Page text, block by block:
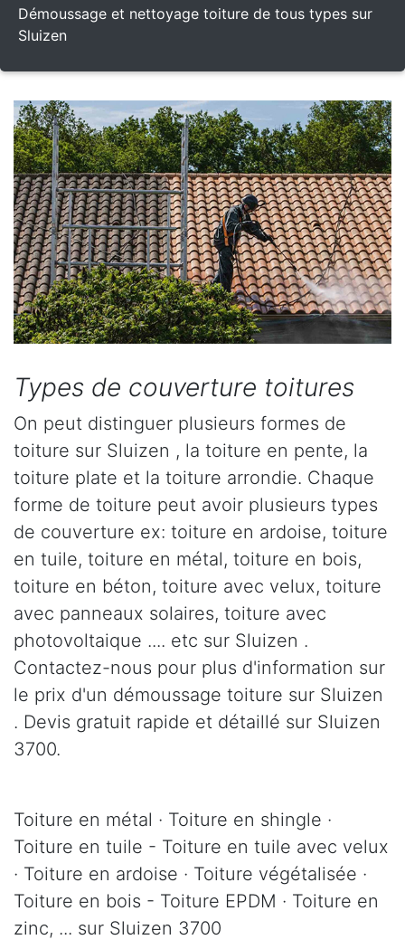
Démoussage et nettoyage toiture de tous types sur
Sluizen
Types de couverture toitures
On peut distinguer plusieurs formes de
toiture sur Sluizen , la toiture en pente, la
toiture plate et la toiture arrondie. Chaque
forme de toiture peut avoir plusieurs types
de couverture ex: toiture en ardoise, toiture
en tuile, toiture en métal, toiture en bois,
toiture en béton, toiture avec velux, toiture
avec panneaux solaires, toiture avec
photovoltaique .... etc sur Sluizen .
Contactez-nous pour plus d'information sur
le prix d'un démoussage toiture sur Sluizen
. Devis gratuit rapide et détaillé sur Sluizen
3700.
Toiture en métal · Toiture en shingle ·
Toiture en tuile - Toiture en tuile avec velux
· Toiture en ardoise · Toiture végétalisée ·
Toiture en bois - Toiture EPDM · Toiture en
zinc, ... sur Sluizen 3700